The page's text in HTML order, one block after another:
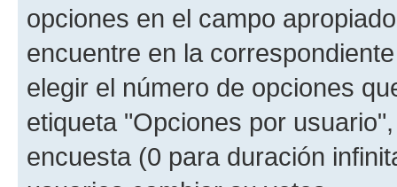
opciones en el campo
encuentre en la
elegir el número de opciones
etiqueta "Opciones por
encuesta (0 para duración